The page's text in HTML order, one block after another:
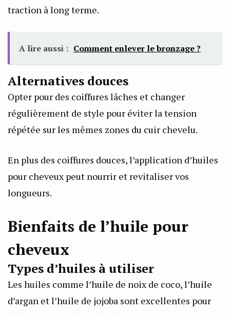
traction à long terme.
A lire aussi : Comment enlever le bronzage ?
Alternatives douces
Opter pour des coiffures lâches et changer
régulièrement de style pour éviter la tension
répétée sur les mêmes zones du cuir chevelu.
En plus des coiffures douces, l’application d’huiles
pour cheveux peut nourrir et revitaliser vos
longueurs.
Bienfaits de l’huile pour
cheveux
Types d’huiles à utiliser
Les huiles comme l’huile de noix de coco, l’huile
d’argan et l’huile de jojoba sont excellentes pour